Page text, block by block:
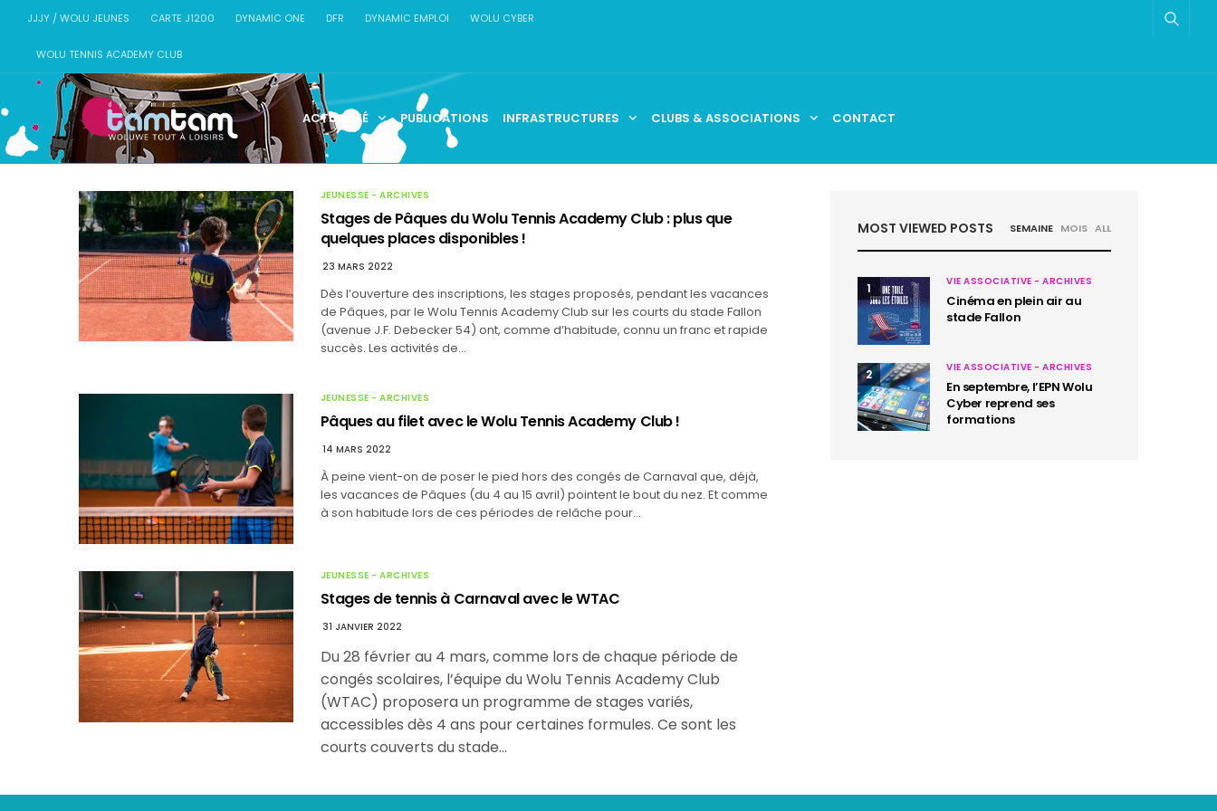
JJJY / WOLU JEUNES CARTE J1200 DYNAMIC ONE DFR DYNAMIC EMPLOI WOLU CYBER
WOLU TENNIS ACADEMY CLUB
ACTUALITÉ PUBLICATIONS INFRASTRUCTURES CLUBS & ASSOCIATIONS CONTACT
JEUNESSE - ARCHIVES
Stages de Pâques du Wolu Tennis Academy Club : plus que
quelques places disponibles !
23 MARS 2022
Dès l’ouverture des inscriptions, les stages proposés, pendant les vacances
de Pâques, par le Wolu Tennis Academy Club sur les courts du stade Fallon
(avenue J.F. Debecker 54) ont, comme d’habitude, connu un franc et rapide
succès. Les activités de…
JEUNESSE - ARCHIVES
Pâques au filet avec le Wolu Tennis Academy Club !
14 MARS 2022
À peine vient-on de poser le pied hors des congés de Carnaval que, déjà,
les vacances de Pâques (du 4 au 15 avril) pointent le bout du nez. Et comme
à son habitude lors de ces périodes de relâche pour…
JEUNESSE - ARCHIVES
Stages de tennis à Carnaval avec le WTAC
31 JANVIER 2022
Du 28 février au 4 mars, comme lors de chaque période de
congés scolaires, l’équipe du Wolu Tennis Academy Club
(WTAC) proposera un programme de stages variés,
accessibles dès 4 ans pour certaines formules. Ce sont les
courts couverts du stade…
MOST VIEWED POSTS SEMAINE MOIS ALL
1 VIE ASSOCIATIVE - ARCHIVES
Cinéma en plein air au
stade Fallon
2 VIE ASSOCIATIVE - ARCHIVES
En septembre, l’EPN Wolu
Cyber reprend ses
formations